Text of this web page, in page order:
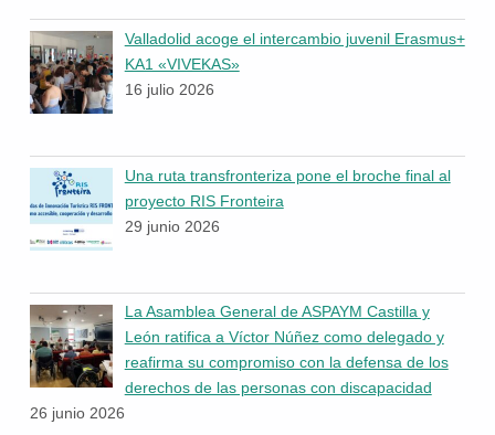
Valladolid acoge el intercambio juvenil Erasmus+
KA1 «VIVEKAS»
16 julio 2026
Una ruta transfronteriza pone el broche final al
proyecto RIS Fronteira
29 junio 2026
La Asamblea General de ASPAYM Castilla y
León ratifica a Víctor Núñez como delegado y
reafirma su compromiso con la defensa de los
derechos de las personas con discapacidad
26 junio 2026